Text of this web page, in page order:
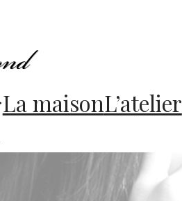
La maisonL’atelier